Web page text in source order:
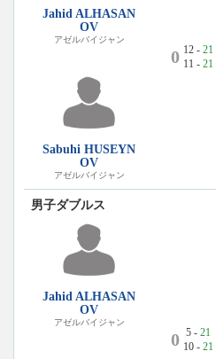
Jahid ALHASAN
OV
アゼルバイジャン
Sabuhi HUSEYN
OV
アゼルバイジャン
0 12 - 21
11 - 21
男子ダブルス
Jahid ALHASAN
OV
アゼルバイジャン
0 5 - 21
10 - 21